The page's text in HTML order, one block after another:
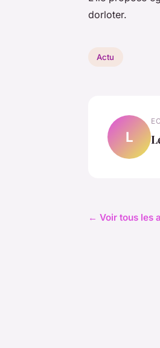
dorloter.
Actu
L
← Voir tous les